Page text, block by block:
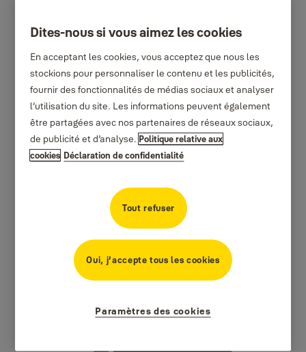
Serrures coupe-feu
Dites-nous si vous aimez les cookies
En acceptant les cookies, vous acceptez que nous les
stockions pour personnaliser le contenu et les publicités,
fournir des fonctionnalités de médias sociaux et analyser
l’utilisation du site. Les informations peuvent également
être partagées avec nos partenaires de réseaux sociaux,
de publicité et d’analyse. Politique relative aux
cookies Déclaration de confidentialité
Tout refuser
Oui, j’accepte tous les cookies
Paramètres des cookies